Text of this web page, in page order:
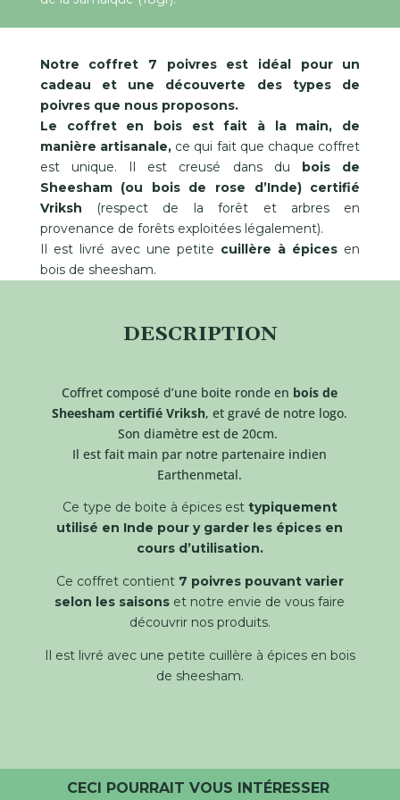
Notre coffret 7 poivres est idéal pour un
cadeau et une découverte des types de
poivres que nous proposons.
Le coffret en bois est fait à la main, de
manière artisanale, ce qui fait que chaque coffret
est unique. Il est creusé dans du bois de
Sheesham (ou bois de rose d’Inde) certifié
Vriksh (respect de la forêt et arbres en
provenance de forêts exploitées légalement).
Il est livré avec une petite cuillère à épices en
bois de sheesham.
DESCRIPTION
Coffret composé d’une boite ronde en bois de
Sheesham certifié Vriksh, et gravé de notre logo.
Son diamètre est de 20cm.
Il est fait main par notre partenaire indien
Earthenmetal.
Ce type de boite à épices est typiquement
utilisé en Inde pour y garder les épices en
cours d’utilisation.
Ce coffret contient 7 poivres pouvant varier
selon les saisons et notre envie de vous faire
découvrir nos produits.
Il est livré avec une petite cuillère à épices en bois
de sheesham.
CECI POURRAIT VOUS INTÉRESSER